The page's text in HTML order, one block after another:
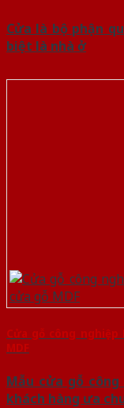
Cửa là bộ phận
biệt là nhà ở
Cửa gỗ công nghiệp
MDF
Mẫu cửa gỗ công
khách hàng ưa